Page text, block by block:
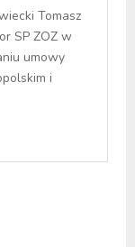
Tomasz
SP ZOZ w
umowy
i